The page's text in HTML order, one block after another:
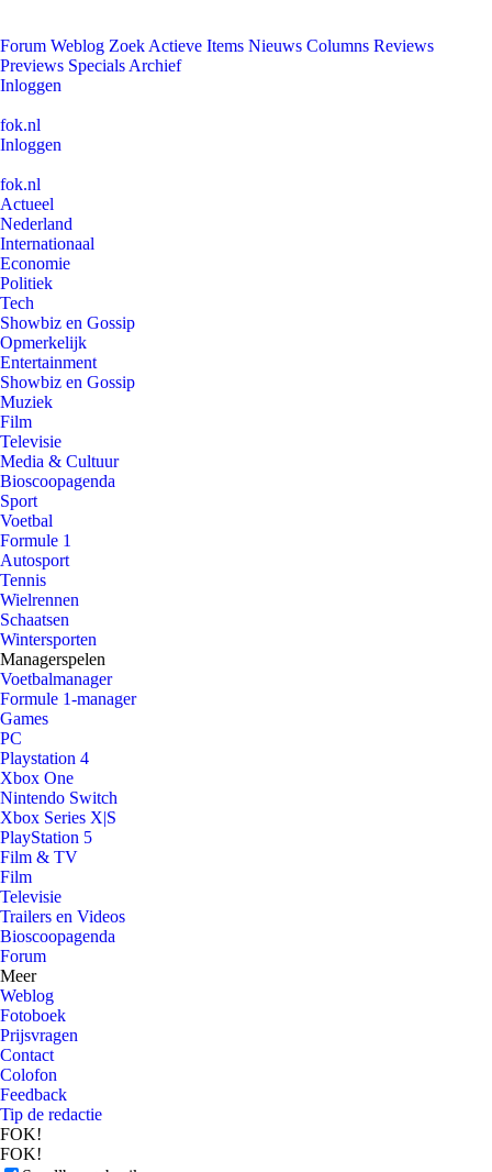
Forum Weblog Zoek Actieve Items Nieuws Columns Reviews
Previews Specials Archief
Inloggen
fok.nl
Inloggen
fok.nl
Actueel
Nederland
Internationaal
Economie
Politiek
Tech
Showbiz en Gossip
Opmerkelijk
Entertainment
Showbiz en Gossip
Muziek
Film
Televisie
Media & Cultuur
Bioscoopagenda
Sport
Voetbal
Formule 1
Autosport
Tennis
Wielrennen
Schaatsen
Wintersporten
Managerspelen
Voetbalmanager
Formule 1-manager
Games
PC
Playstation 4
Xbox One
Nintendo Switch
Xbox Series X|S
PlayStation 5
Film & TV
Film
Televisie
Trailers en Videos
Bioscoopagenda
Forum
Meer
Weblog
Fotoboek
Prijsvragen
Contact
Colofon
Feedback
Tip de redactie
FOK!
FOK!